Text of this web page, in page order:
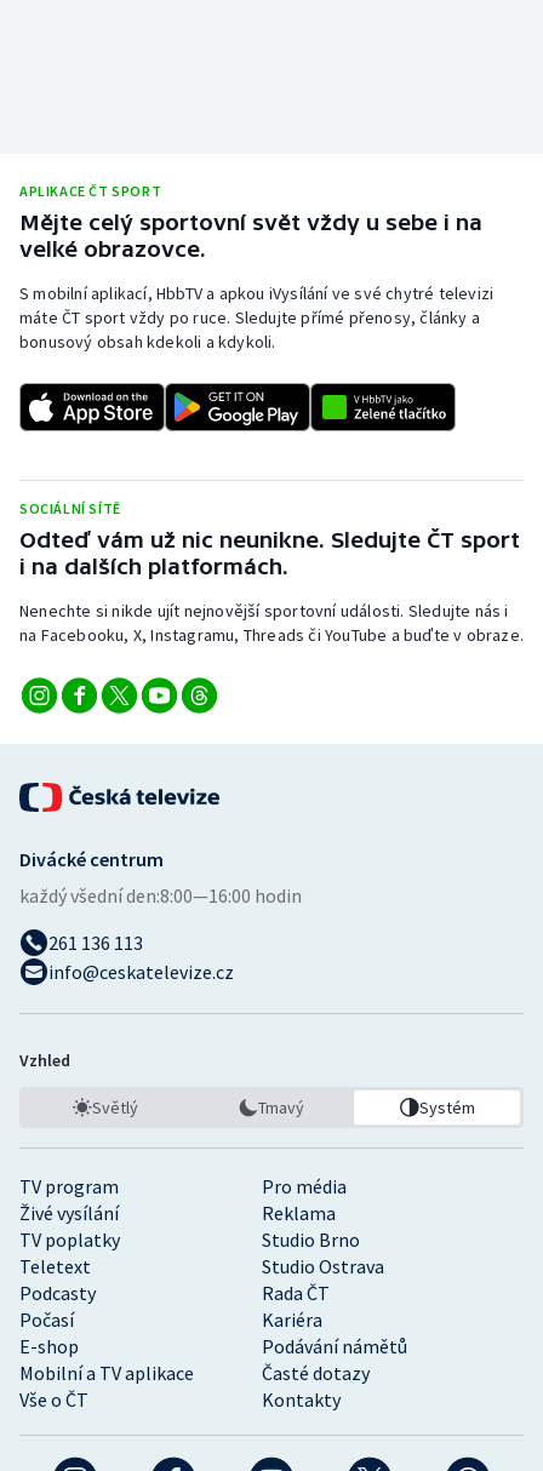
APLIKACE ČT SPORT
Mějte celý sportovní svět vždy u sebe i na
velké obrazovce.
S mobilní aplikací, HbbTV a apkou iVysílání ve své chytré televizi
máte ČT sport vždy po ruce. Sledujte přímé přenosy, články a
bonusový obsah kdekoli a kdykoli.
SOCIÁLNÍ SÍTĚ
Odteď vám už nic neunikne. Sledujte ČT sport
i na dalších platformách.
Nenechte si nikde ujít nejnovější sportovní události. Sledujte nás i
na Facebooku, X, Instagramu, Threads či YouTube a buďte v obraze.
TV program
Pro média
Živé vysílání
Reklama
TV poplatky
Studio Brno
Teletext
Studio Ostrava
Podcasty
Rada ČT
Počasí
Kariéra
E-shop
Podávání námětů
Mobilní a TV aplikace
Časté dotazy
Vše o ČT
Kontakty
Divácké centrum
každý všední den:8:00—16:00 hodin
261 136 113
info@ceskatelevize.cz
Vzhled
Světlý Tmavý Systém